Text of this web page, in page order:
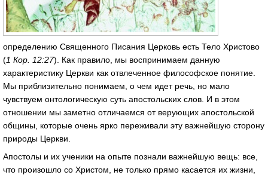
определению Священного Писания Церковь есть Тело Христово
(1 Кор. 12:27). Как правило, мы воспринимаем данную
характеристику Церкви как отвлеченное философское понятие.
Мы приблизительно понимаем, о чем идет речь, но мало
чувствуем онтологическую суть апостольских слов. И в этом
отношении мы заметно отличаемся от верующих апостольской
общины, которые очень ярко переживали эту важнейшую сторону
природы Церкви.
Апостолы и их ученики на опыте познали важнейшую вещь: все,
что произошло со Христом, не только прямо касается их жизни,